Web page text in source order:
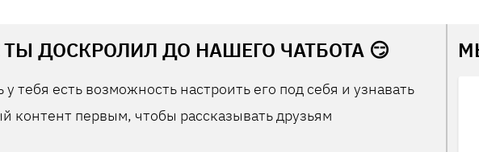
ТЫ ДОСКРОЛИЛ ДО НАШЕГО ЧАТБОТА 😏
у тебя есть возможность настроить его под себя и узнавать
контент первым, чтобы рассказывать друзьям